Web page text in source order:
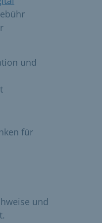
und
für
und